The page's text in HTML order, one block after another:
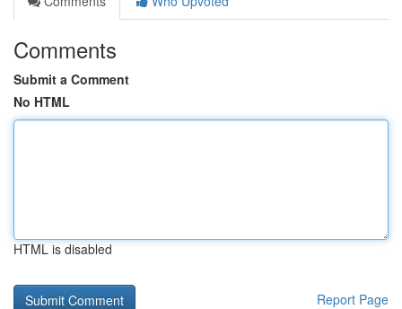
Comments
Submit a Comment
No HTML
HTML is disabled
Report Page